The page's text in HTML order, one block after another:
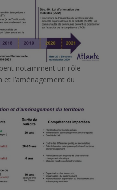
notamment un rôle
l’aménagement du